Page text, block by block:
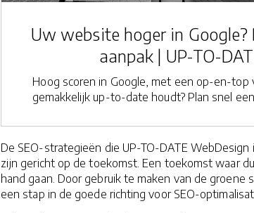
Uw website hoger in Google?
aanpak | UP-TO-
Hoog scoren in Google, met een op-en-top
gemakkelijk up-to-date houdt? Plan snel
De SEO-strategieën die UP-TO-DATE
zijn gericht op de toekomst. Een toekomst waar
hand gaan. Door gebruik te maken van de groene
een stap in de goede richting voor SEO-